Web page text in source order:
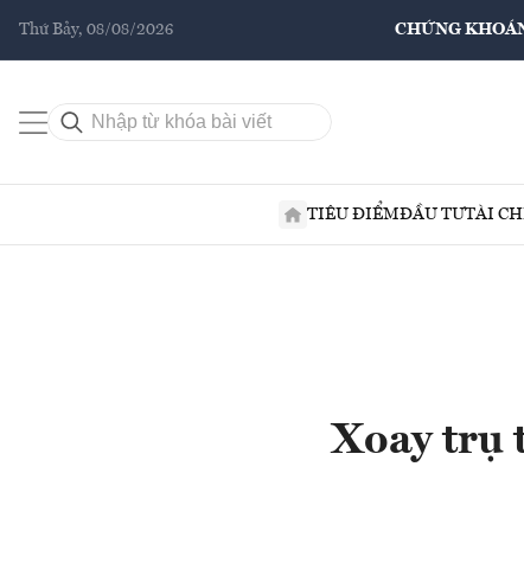
Thứ Bảy, 08/08/2026 CHỨNG
TIÊU ĐIỂMĐẦU TƯTÀI
Xoay trụ